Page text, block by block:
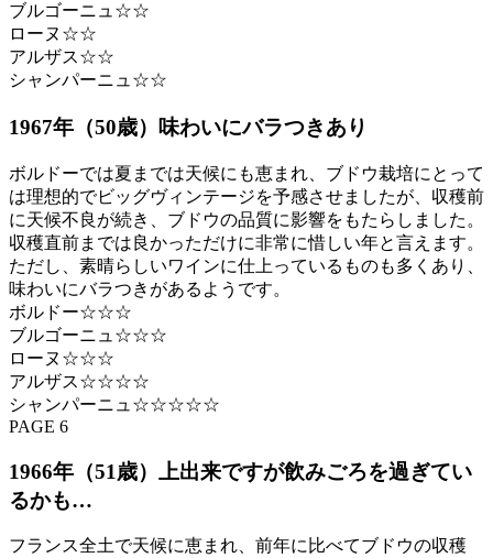
ブルゴーニュ☆☆
ローヌ☆☆
アルザス☆☆
シャンパーニュ☆☆
1967年（50歳）味わいにバラつきあり
ボルドーでは夏までは天候にも恵まれ、ブドウ栽培にとって
は理想的でビッグヴィンテージを予感させましたが、収穫前
に天候不良が続き、ブドウの品質に影響をもたらしました。
収穫直前までは良かっただけに非常に惜しい年と言えます。
ただし、素晴らしいワインに仕上っているものも多くあり、
味わいにバラつきがあるようです。
ボルドー☆☆☆
ブルゴーニュ☆☆☆
ローヌ☆☆☆
アルザス☆☆☆☆
シャンパーニュ☆☆☆☆☆
PAGE 6
1966年（51歳）上出来ですが飲みごろを過ぎてい
るかも…
フランス全土で天候に恵まれ、前年に比べてブドウの収穫